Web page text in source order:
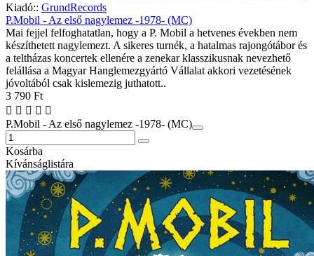
Kiadó:: GrundRecords
P.Mobil - Az első nagylemez -1978- (MC)
Mai fejjel felfoghatatlan, hogy a P. Mobil a hetvenes években nem
készíthetett nagylemezt. A sikeres turnék, a hatalmas rajongótábor és
a teltházas koncertek ellenére a zenekar klasszikusnak nevezhető
felállása a Magyar Hanglemezgyártó Vállalat akkori vezetésének
jóvoltából csak kislemezig juthatott..
3 790 Ft
P.Mobil - Az első nagylemez -1978- (MC)
Kosárba
Kívánságlistára